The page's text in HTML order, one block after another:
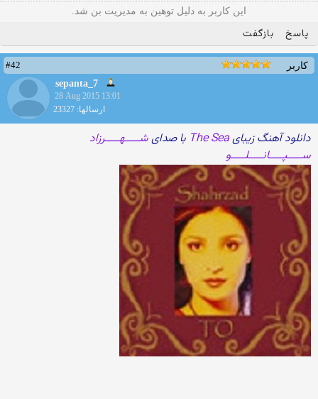
این کاربر به دلیل توهین به مدیریت بن شد.
پاسخ بازگفت
کاربر
#42
sepanta_7
28 Aug 2015 13:01
ارسالها: 23327
دانلود آهنگ زیبایThe Sea با صدایشـــــهـــــرزاد
ســـــپـــــانـــــلـــــو